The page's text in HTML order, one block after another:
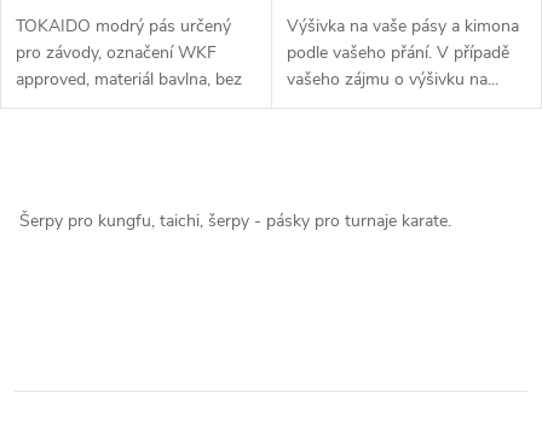
TOKAIDO modrý pás určený
pro závody, označení WKF
approved, materiál bavlna, bez
výšivky.
Výšivka na vaše pásy a kimona
podle vašeho přání. V případě
vašeho zájmu o výšivku na...
v
Šerpy pro kungfu, taichi, šerpy - pásky pro turnaje karate.